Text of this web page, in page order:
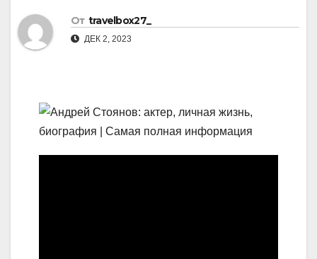
От travelbox27_
ДЕК 2, 2023